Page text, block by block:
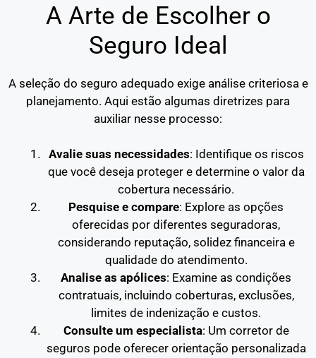
A Arte de Escolher o
Seguro Ideal
A seleção do seguro adequado exige análise criteriosa e
planejamento. Aqui estão algumas diretrizes para
auxiliar nesse processo:
Avalie suas necessidades: Identifique os riscos
que você deseja proteger e determine o valor da
cobertura necessário.
Pesquise e compare: Explore as opções
oferecidas por diferentes seguradoras,
considerando reputação, solidez financeira e
qualidade do atendimento.
Analise as apólices: Examine as condições
contratuais, incluindo coberturas, exclusões,
limites de indenização e custos.
Consulte um especialista: Um corretor de
seguros pode oferecer orientação personalizada